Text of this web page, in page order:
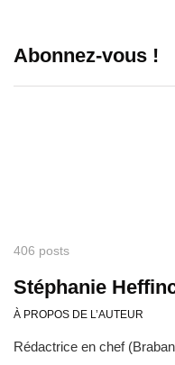
Abonnez-vous !
406 posts
Stéphanie
À PROPOS DE L’AUTEUR
Rédactrice en chef